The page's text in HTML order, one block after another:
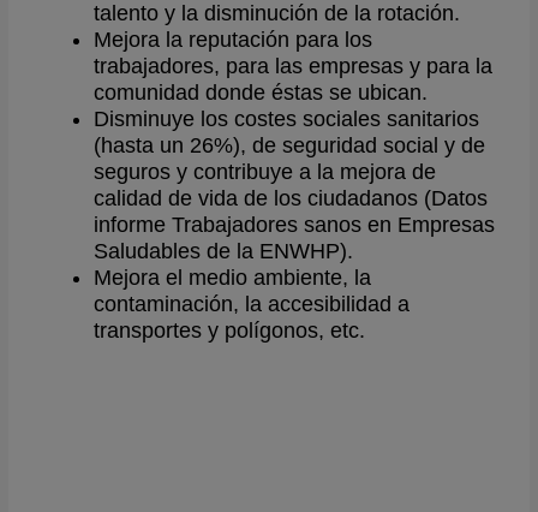
talento y la disminución de la rotación.
Mejora la reputación para los
trabajadores, para las empresas y para la
comunidad donde éstas se ubican.
Disminuye los costes sociales sanitarios
(hasta un 26%), de seguridad social y de
seguros y contribuye a la mejora de
calidad de vida de los ciudadanos (Datos
informe Trabajadores sanos en Empresas
Saludables de la ENWHP).
Mejora el medio ambiente, la
contaminación, la accesibilidad a
transportes y polígonos, etc.